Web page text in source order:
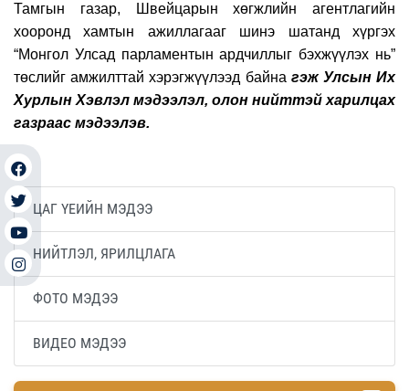
Тамгын газар, Швейцарын хөгжлийн агентлагийн
хооронд хамтын ажиллагааг шинэ шатанд хүргэх
“Монгол Улсад парламентын ардчиллыг бэхжүүлэх нь”
төслийг амжилттай хэрэгжүүлээд байна гэж Улсын Их
Хурлын Хэвлэл мэдээлэл, олон нийттэй харилцах
газраас мэдээлэв.
ЦАГ ҮЕИЙН МЭДЭЭ
НИЙТЛЭЛ, ЯРИЛЦЛАГА
ФОТО МЭДЭЭ
ВИДЕО МЭДЭЭ